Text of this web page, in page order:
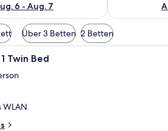
6 - Aug. 7
Über 3 Betten 2 Betten
Ein Hotelzimmer mit Bett,
Twin Bed
WLAN